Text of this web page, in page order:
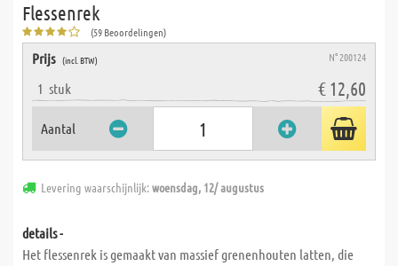
Flessenrek
(59 Beoordelingen)
Prijs (incl. BTW) N° 200124
1 stuk € 12,60
Aantal
Levering waarschijnlijk:woensdag, 12/ augustus
details -
Het flessenrek is gemaakt van massief grenenhouten latten, die